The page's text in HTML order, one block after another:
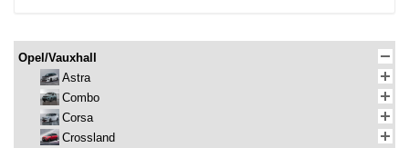
Opel/Vauxhall
Astra
Combo
Corsa
Crossland